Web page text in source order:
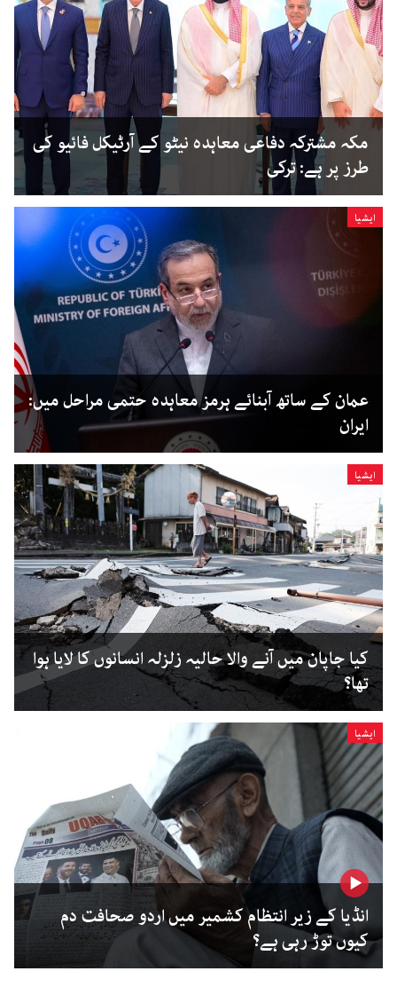
مکہ مشترکہ دفاعی معاہدہ نیٹو کے آرٹیکل فائیو کی
طرز پر ہے: ترکی
ایشیا
عمان کے ساتھ آبنائے ہرمز معاہدہ حتمی مراحل میں:
ایران
ایشیا
کیا جاپان میں آنے والا حالیہ زلزلہ انسانوں کا لایا ہوا
تھا؟
ایشیا
انڈیا کے زیر انتظام کشمیر میں اردو صحافت دم
کیوں توڑ رہی ہے؟